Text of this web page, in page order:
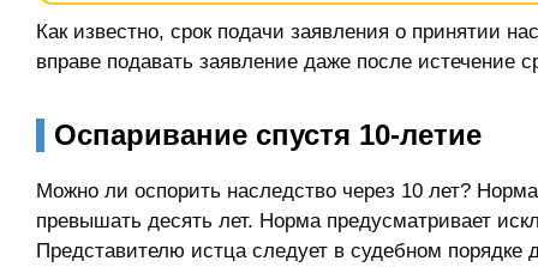
Как известно, срок подачи заявления о принятии
вправе подавать заявление даже после истечение
Оспаривание спустя 10-летие
Можно ли оспорить наследство через 10 лет?
превышать десять лет. Норма предусматривает
Представителю истца следует в судебном порядке